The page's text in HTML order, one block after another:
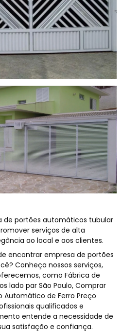
de portões automáticos tubular
serviços de alta
ao local e aos clientes.
encontrar empresa de portões
Conheça nossos serviços,
como Fábrica de
lado par São Paulo, Comprar
Automático de Ferro Preço
qualificados e
entende a necessidade de
satisfação e confiança.